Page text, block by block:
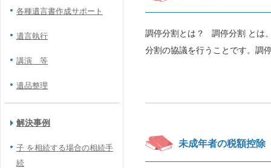
調停分割とは？ 調停分割 とは
分割の協議を行うことです。調
未成年者の税額控除
各種遺言書作成サポート
遺言執行
講演 等
遺品整理
解決事例
子 を相続する場合の相続手
続